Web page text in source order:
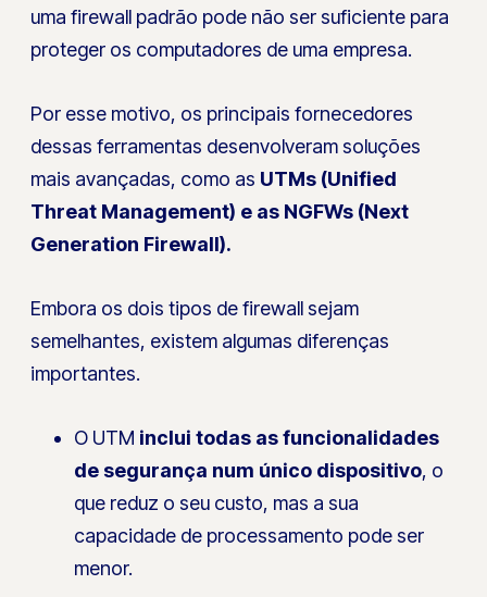
uma firewall padrão pode não ser suficiente para
proteger os computadores de uma empresa.
Por esse motivo, os principais fornecedores
dessas ferramentas desenvolveram soluções
mais avançadas, como as UTMs (Unified
Threat Management) e as NGFWs (Next
Generation Firewall).
Embora os dois tipos de firewall sejam
semelhantes, existem algumas diferenças
importantes.
O UTM inclui todas as funcionalidades
de segurança num único dispositivo, o
que reduz o seu custo, mas a sua
capacidade de processamento pode ser
menor.